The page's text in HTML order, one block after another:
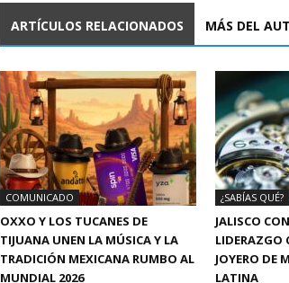
ARTÍCULOS RELACIONADOS MÁS DEL
COMUNICADO
OXXO Y LOS TUCANES DE
TIJUANA UNEN LA MÚSICA Y LA
TRADICIÓN MEXICANA RUMBO AL
MUNDIAL 2026
¿SABÍAS QUÉ?
JALISCO
LIDERAZGO
JOYERO DE
LATINA